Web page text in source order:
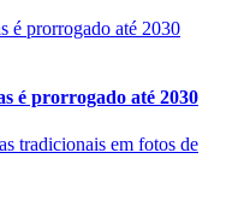
é prorrogado até 2030